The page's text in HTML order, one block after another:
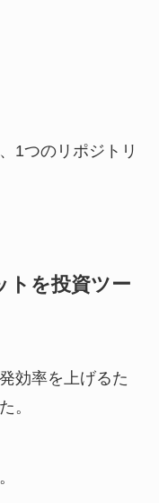
1つのリポジトリ
トを投資ツー
効率を上げるた
。